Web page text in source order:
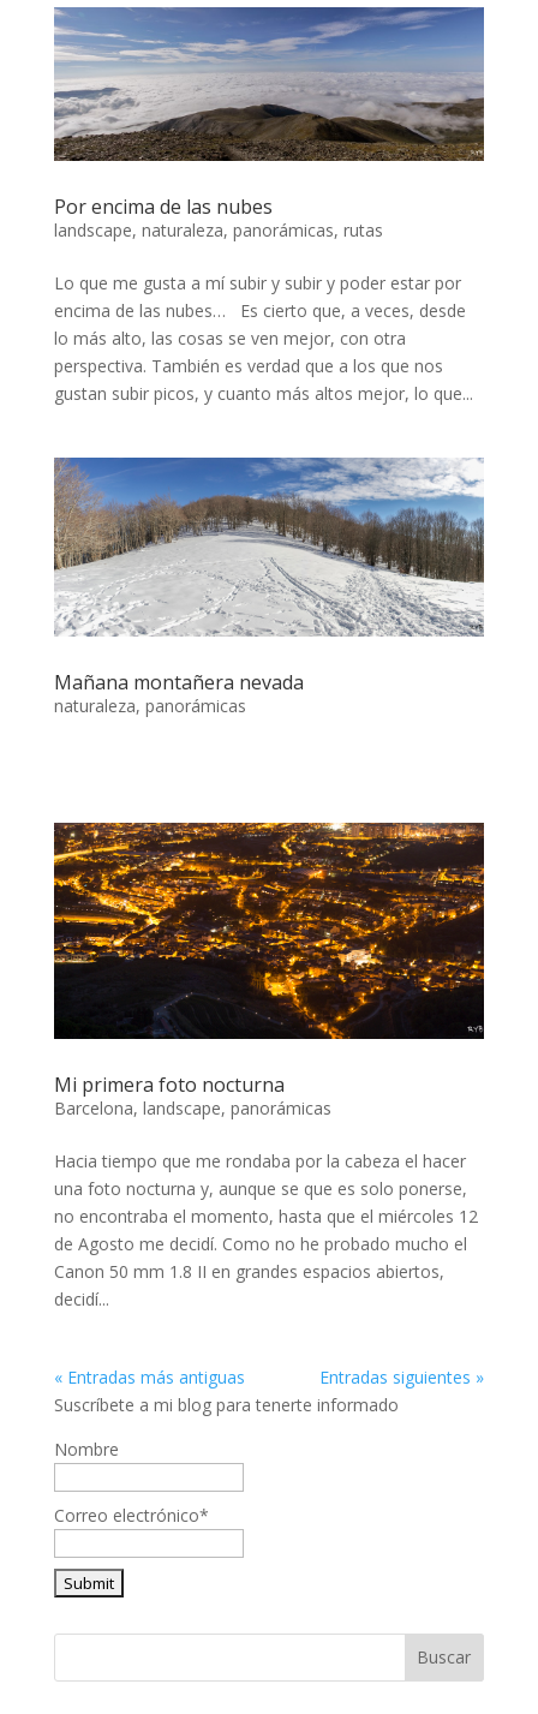
Por encima de las nubes
landscape, naturaleza, panorámicas, rutas
Lo que me gusta a mí subir y subir y poder estar por
encima de las nubes… Es cierto que, a veces, desde
lo más alto, las cosas se ven mejor, con otra
perspectiva. También es verdad que a los que nos
gustan subir picos, y cuanto más altos mejor, lo que...
Mañana montañera nevada
naturaleza, panorámicas
Mi primera foto nocturna
Barcelona, landscape, panorámicas
Hacia tiempo que me rondaba por la cabeza el hacer
una foto nocturna y, aunque se que es solo ponerse,
no encontraba el momento, hasta que el miércoles 12
de Agosto me decidí. Como no he probado mucho el
Canon 50 mm 1.8 II en grandes espacios abiertos,
decidí...
« Entradas más antiguas
Entradas siguientes »
Suscríbete a mi blog para tenerte informado
Nombre
Correo electrónico*